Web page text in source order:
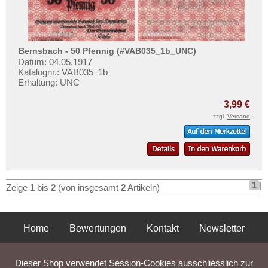
Bitterfeld
Blankenburg am Harz
Blankenburg, Bad
Blankenese
Blankenhain
Bödefeld
Bolkenhain
Boltenhagen
Testbanknoten
Banknotenbriefe
Kataloge
Aufbewahrung
Gutscheine
Preislisten
Ankauf
Gratisbanknoten
FAQ
Bernsbach - 50 Pfennig (#VAB035_1b_UNC)
Datum: 04.05.1917
Katalognr.: VAB035_1b
Erhaltung: UNC
3,99 €
zzgl. Versand
Zeige 1 bis 2 (von insgesamt 2Artikeln) 1 |
Home Bewertungen Kontakt
Newsletter
Dieser Shop verwendet Session-Cookies ausschliesslich zur